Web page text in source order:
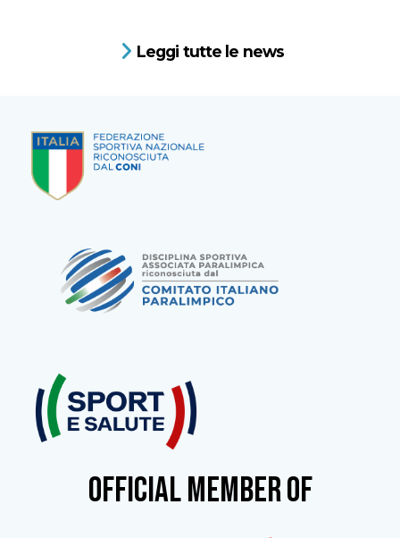
Leggi tutte le news
OFFICIAL MEMBER OF